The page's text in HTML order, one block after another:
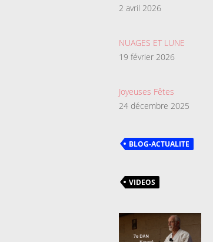
2 avril 2026
NUAGES ET LUNE
19 février 2026
Joyeuses Fêtes
24 décembre 2025
BLOG-ACTUALITE
VIDEOS